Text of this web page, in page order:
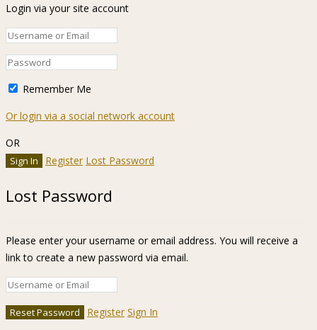
Login via your site account
Remember Me
Or login via a social network account
OR
Register Lost Password
Lost Password
Please enter your username or email address. You will receive a
link to create a new password via email.
Register Sign In